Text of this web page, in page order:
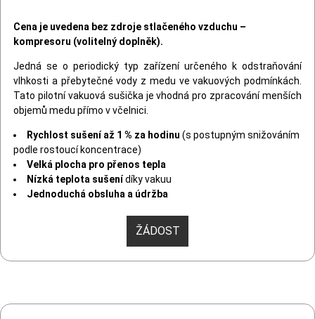
Cena je uvedena bez zdroje stlačeného vzduchu –
kompresoru (volitelný doplněk).
Jedná se o periodický typ zařízení určeného k odstraňování
vlhkosti a přebytečné vody z medu ve vakuových podmínkách.
Tato pilotní vakuová sušička je vhodná pro zpracování menších
objemů medu přímo v včelnici.
Rychlost sušení až 1 % za hodinu (s postupným snižováním
podle rostoucí koncentrace)
Velká plocha pro přenos tepla
Nízká teplota sušenídíky vakuu
Jednoduchá obsluha a údržba
ŽÁDOST